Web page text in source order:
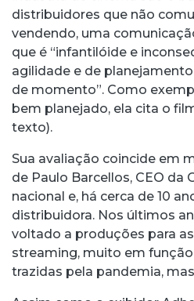
distribuidores que não
vendendo, uma
que é “infantilóide e
agilidade e de
de momento”. Como
bem planejado, ela cita o
texto).
Sua avaliação coincide em
de Paulo Barcellos, CEO da
nacional e, há cerca de 10
distribuidora. Nos últimos
voltado a produções para
streaming, muito em
trazidas pela pandemia,